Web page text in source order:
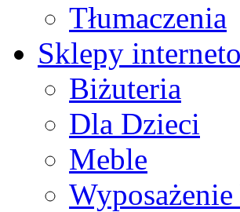
Tłumaczenia
Sklepy
Biżuteria
Dla Dzieci
Meble